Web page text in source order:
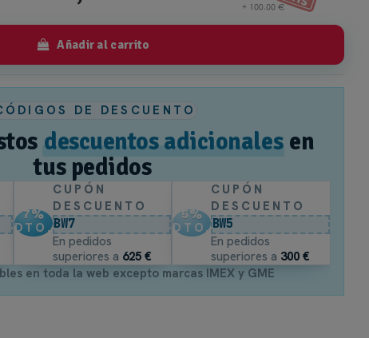
Añadir al carrito
DE DESCUENTO
descuentos adicionales en
tus pedidos
7%
DTO.
CUPÓN
DESCUENTO
BW7
En pedidos
superiores a 625 €
5%
DTO.
CUPÓN
DESCUENTO
BW5
En pedidos
superiores a 300 €
en toda la web excepto marcas IMEX y GME